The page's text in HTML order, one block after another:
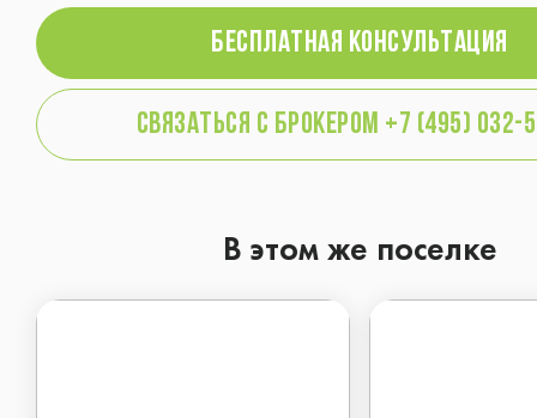
граничит с сосновым лесом. К
удобно добираться по Рублево-
шоссе, Подушкинскому шоссе
скоростной дороге.
БЕСПЛАТНАЯ консультация
связаться с брокером +7 (495) 032-
В этом же поселке